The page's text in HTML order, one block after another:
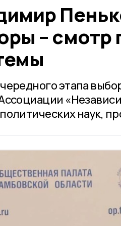
– смотр
этапа
наук,